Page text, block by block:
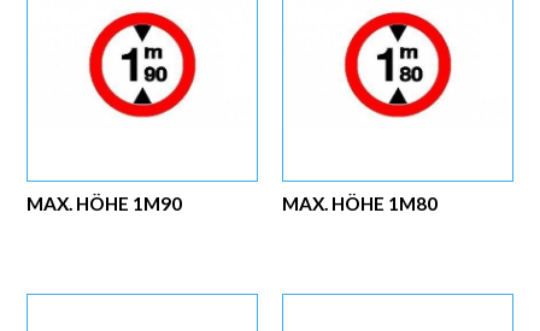
MAX. HÖHE 1M80
MAX. HÖHE 1M90